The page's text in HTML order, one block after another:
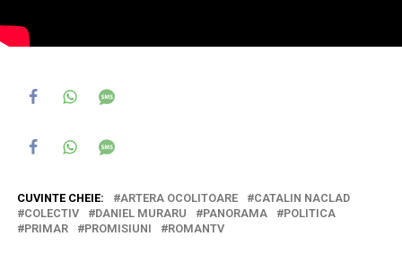
CUVINTE CHEIE: ARTERA OCOLITOARE
CATALIN NACLAD
COLECTIV
DANIEL MURARU PANORAMA
POLITICA
PRIMAR
PROMISIUNI ROMANTV